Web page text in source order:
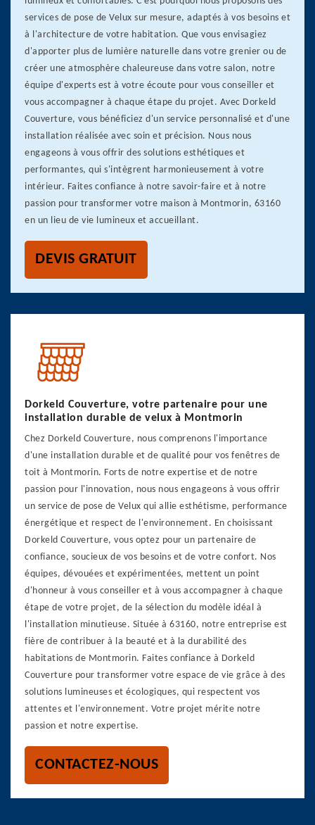
services de pose de Velux sur mesure, adaptés à vos besoins et
à l'architecture de votre habitation. Que vous envisagiez
d'apporter plus de lumière naturelle dans votre grenier ou de
créer une atmosphère chaleureuse dans votre salon, notre
équipe d'experts est à votre écoute pour vous conseiller et
vous accompagner à chaque étape du projet. Avec Dorkeld
Couverture, vous bénéficiez d'un service personnalisé et d'une
installation réalisée avec soin et précision. Nous nous
engageons à vous offrir des solutions esthétiques et
performantes, qui s'intègrent harmonieusement à votre
intérieur. Faites confiance à notre savoir-faire et à notre
passion pour transformer votre maison à Montmorin, 63160
en un lieu de vie lumineux et accueillant.
DEVIS GRATUIT
Dorkeld Couverture, votre partenaire pour une
installation durable de velux à Montmorin
Chez Dorkeld Couverture, nous comprenons l'importance
d'une installation durable et de qualité pour vos fenêtres de
toit à Montmorin. Forts de notre expertise et de notre
passion pour l'innovation, nous nous engageons à vous offrir
un service de pose de Velux qui allie esthétisme, performance
énergétique et respect de l'environnement. En choisissant
Dorkeld Couverture, vous optez pour un partenaire de
confiance, soucieux de vos besoins et de votre confort. Nos
équipes, dévouées et expérimentées, mettent un point
d'honneur à vous conseiller et à vous accompagner à chaque
étape de votre projet, de la sélection du modèle idéal à
l'installation minutieuse. Située à 63160, notre entreprise est
fière de contribuer à la beauté et à la durabilité des
habitations de Montmorin. Faites confiance à Dorkeld
Couverture pour transformer votre espace de vie grâce à des
solutions lumineuses et écologiques, qui respectent vos
attentes et l'environnement. Votre projet mérite notre
passion et notre expertise.
CONTACTEZ-NOUS